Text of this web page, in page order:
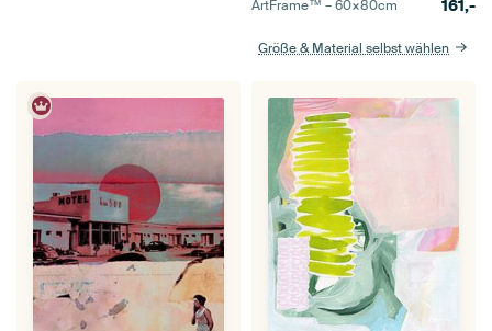
ArtFrame™ –60×80cm 161,-
Größe & Material selbst wählen